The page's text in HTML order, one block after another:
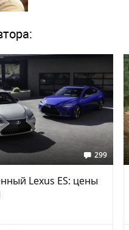
299
Lexus ES: цены